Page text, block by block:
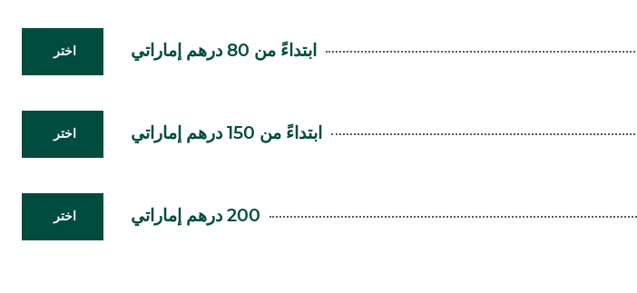
ابتداءً من 80 درهم إماراتي اختر
ابتداءً من 150 درهم إماراتي اختر
200 درهم إماراتي اختر